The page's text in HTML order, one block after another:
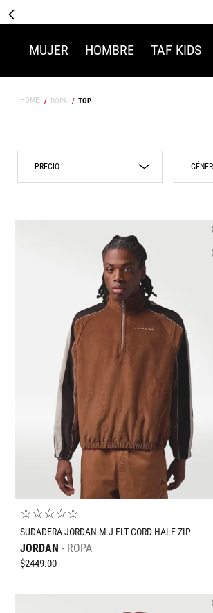
MUJER HOMBRE TAF KIDS
ROPA TOP
☆☆☆☆☆
SUDADERA JORDAN M J FLT CORD HALF ZIP
JORDAN ROPA
$2449.00